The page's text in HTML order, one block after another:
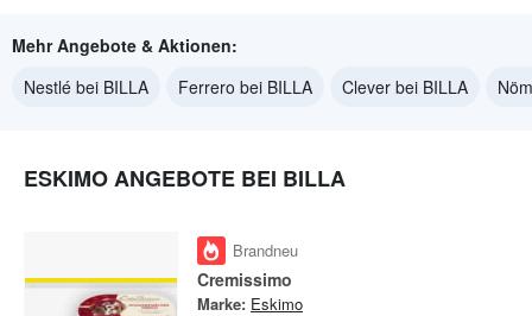
Mehr Angebote & Aktionen:
Nestlé bei BILLA
Ferrero bei BILLA Clever bei BILLA
ESKIMO ANGEBOTE BEI BILLA
Brandneu
Cremissimo
Marke: Eskimo